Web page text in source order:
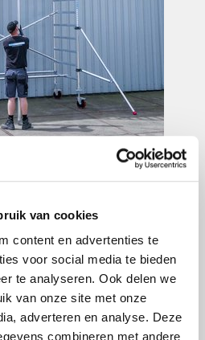
van cookies
content en advertenties te
voor social media te bieden
te analyseren. Ook delen we
van onze site met onze
adverteren en analyse. Deze
combineren met andere